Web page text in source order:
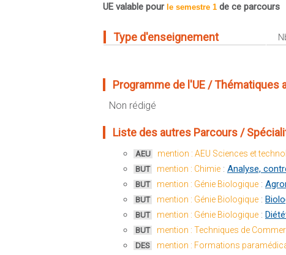
UE valable pour le semestre 1 de ce parcours
Type d'enseignement
Programme de l'UE / Thématiques
Non rédigé
Liste des autres Parcours /
AEU mention : AEU Sciences et
BUT mention : Chimie : Analyse,
BUT mention : Génie Biologique :
BUT mention : Génie Biologique :
BUT mention : Génie Biologique :
BUT mention : Techniques de
DES mention : Formations